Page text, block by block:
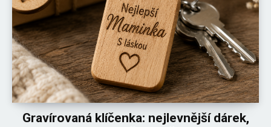
Gravírovaná klíčenka: nejlevnější dárek,